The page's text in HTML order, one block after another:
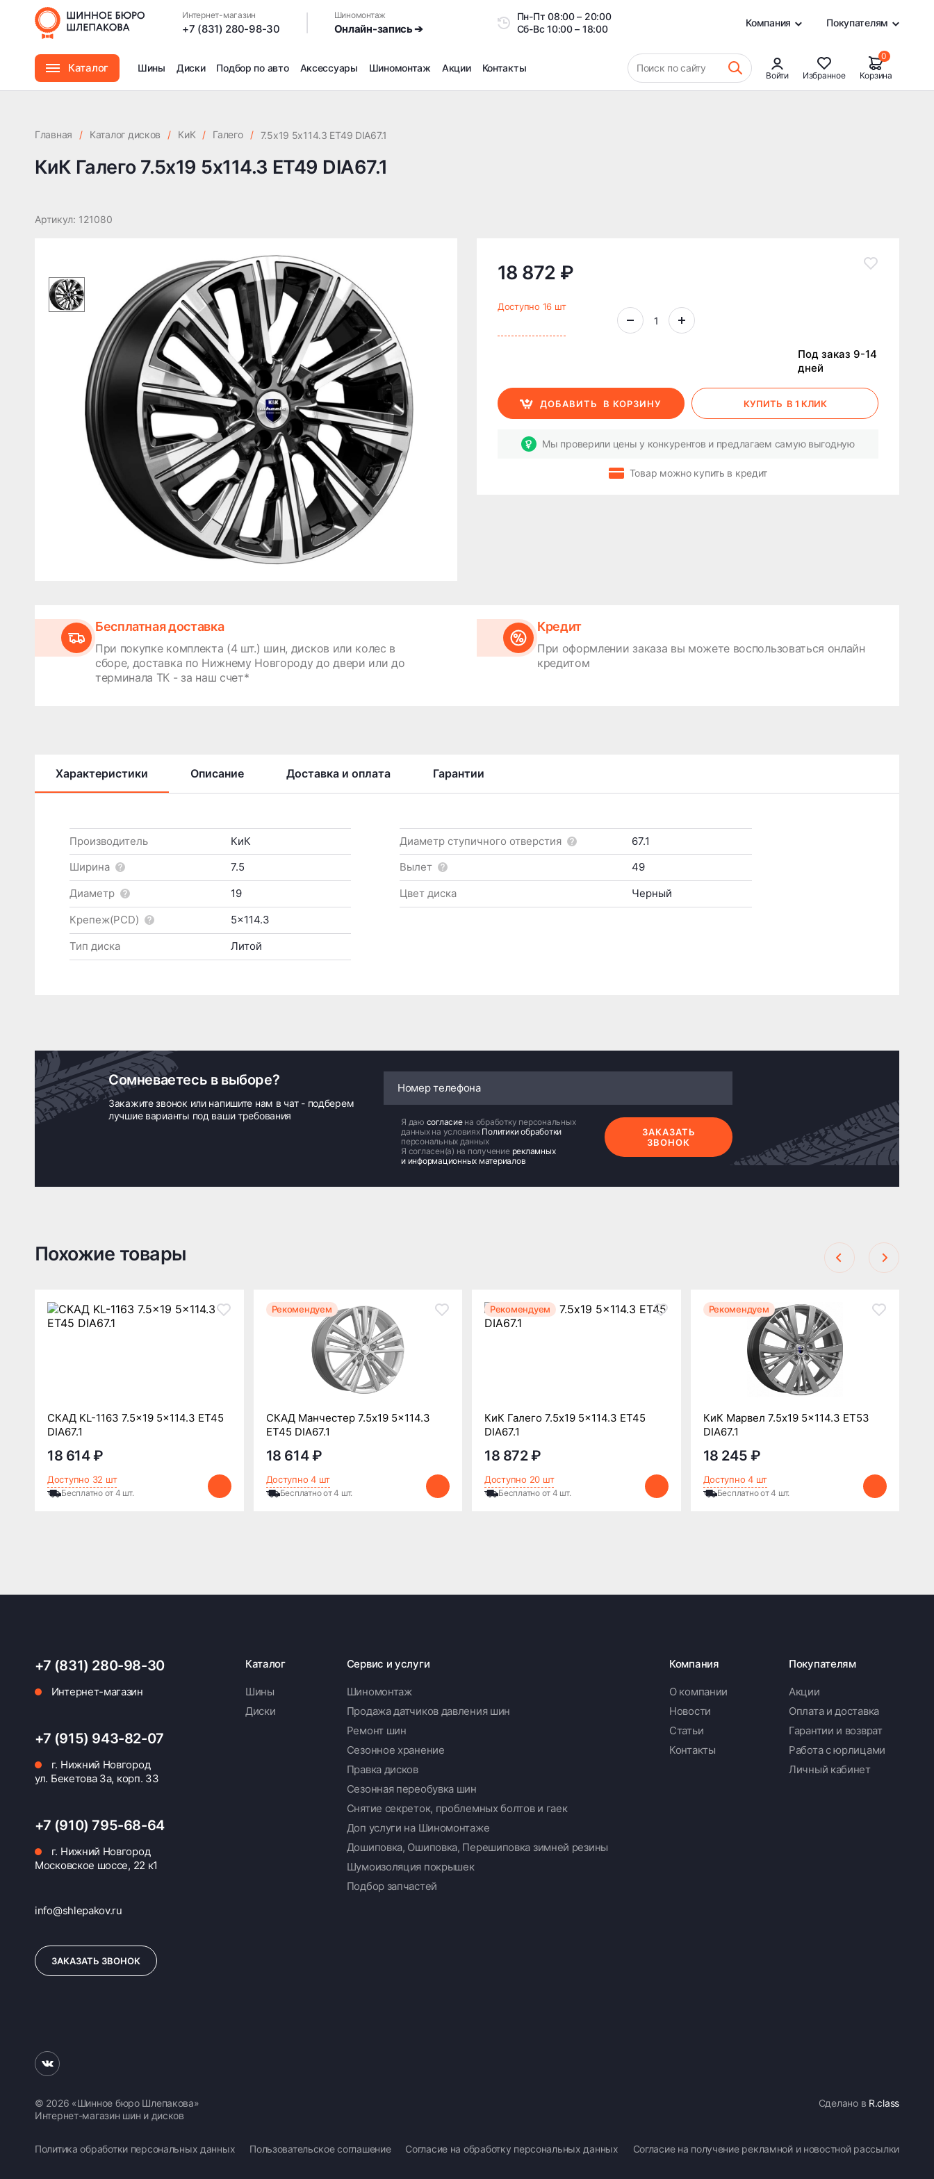
Интернет-магазин
+7 (831) 280-98-30
Шиномонтаж
Онлайн-запись ➔
Пн-Пт08:00 – 20:00
Сб-Вс10:00 – 18:00
Компания Покупателям
Каталог Шины Диски Подбор по авто Аксессуары Шиномонтаж
Сезонное хранение
Дошиповка, Ошиповка, Перешиповка зимней резины
Шумоизоляция покрышек
Подбор запчастей
Акции Контакты Поиск по сайту
Войти Избранное
0
Корзина
КиК Галего 7.5x19 5x114.3 ET49 DIA67.1
Главная / Каталог дисков / КиК / Галего / 7.5x19 5x114.3 ET49 DIA67.1
КиК Галего 7.5x19 5x114.3 ET49 DIA67.1
Артикул: 121080
18 872 ₽
Доступно 16 шт
Под заказ 9-14
дней
ДОБАВИТЬ В КОРЗИНУ КУПИТЬ В 1 КЛИК
Мы проверили цены у конкурентов и предлагаем самую выгодную
Товар можно купить в кредит
Бесплатная доставка
При покупке комплекта (4 шт.) шин, дисков или колес в
сборе, доставка по Нижнему Новгороду до двери или до
терминала ТК - за наш счет*
Кредит
При оформлении заказа вы можете воспользоваться онлайн
кредитом
Характеристики Описание Доставка и оплата Гарантии
Производитель
КиК
Ширина
7.5
Диаметр
19
Крепеж(PCD)
5x114.3
Тип диска
Литой
Диаметр ступичного отверстия
67.1
Вылет
49
Цвет диска
Черный
Сомневаетесь в выборе?
Закажите звонок или напишите нам в чат - подберем
лучшие варианты под ваши требования
Я даю согласие на обработку персональных
данных на условиях Политики обработки
персональных данных
Я согласен(а) на получение рекламных
и информационных материалов
ЗАКАЗАТЬ
ЗВОНОК
Похожие товары
СКАД KL-1163 7.5x19 5x114.3 ET45
DIA67.1
18 614 ₽
Доступно 32 шт
Бесплатно от 4 шт.
Рекомендуем
СКАД Манчестер 7.5x19 5x114.3
ET45 DIA67.1
18 614 ₽
Доступно 4 шт
Бесплатно от 4 шт.
Рекомендуем
КиК Галего 7.5x19 5x114.3 ET45
DIA67.1
18 872 ₽
Доступно 20 шт
Бесплатно от 4 шт.
Рекомендуем
КиК Марвел 7.5x19 5x114.3 ET53
DIA67.1
18 245 ₽
Доступно 4 шт
Бесплатно от 4 шт.
+7 (831) 280-98-30
Интернет-магазин
+7 (915) 943-82-07
г. Нижний Новгород
ул. Бекетова 3а, корп. 33
+7 (910) 795-68-64
г. Нижний Новгород
Московское шоссе, 22 к1
info@shlepakov.ru
ЗАКАЗАТЬ ЗВОНОК
Каталог
Шины
Диски
Сервис и услуги
Шиномонтаж
Продажа датчиков давления шин
Ремонт шин
Сезонное хранение
Правка дисков
Сезонная переобувка шин
Снятие секреток, проблемных болтов и гаек
Доп услуги на Шиномонтаже
Дошиповка, Ошиповка, Перешиповка зимней резины
Шумоизоляция покрышек
Подбор запчастей
Компания
О компании
Новости
Статьи
Контакты
Покупателям
Акции
Оплата и доставка
Гарантии и возврат
Работа с юрлицами
Личный кабинет
© 2026 «Шинное бюро Шлепакова»
Интернет-магазин шин и дисков
Сделано в R.class
Политика обработки персональных данных Пользовательское соглашение Согласие на обработку персональных данных Согласие на получение рекламной и новостной рассылки